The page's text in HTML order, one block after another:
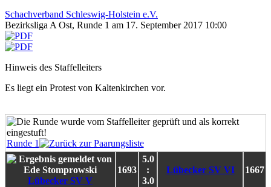
Schachverband Schleswig-Holstein e.V.
Bezirksliga A Ost, Runde 1 am 17. September 2017 10:00
Hinweis des Staffelleiters
Es liegt ein Protest von Kaltenkirchen vor.
Runde 1
Lübecker SV V
1693
5.0
:
3.0
Lübecker SV VI 1667